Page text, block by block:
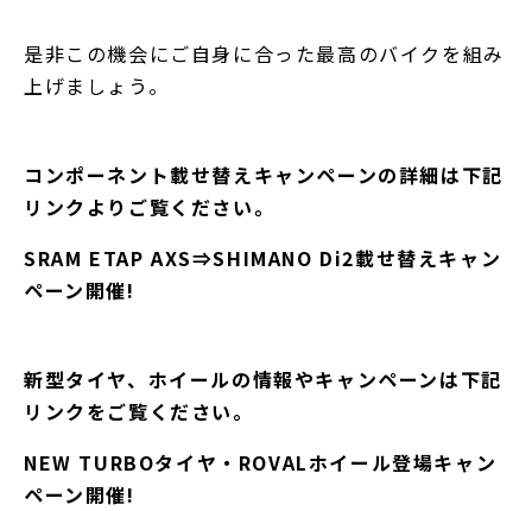
是非この機会にご自身に合った最高のバイクを組み
上げましょう。
コンポーネント載せ替えキャンペーンの詳細は下記
リンクよりご覧ください。
SRAM ETAP AXS⇒SHIMANO Di2載せ替えキャン
ペーン開催!
新型タイヤ、ホイールの情報やキャンペーンは下記
リンクをご覧ください。
NEW TURBOタイヤ・ROVALホイール登場キャン
ペーン開催!